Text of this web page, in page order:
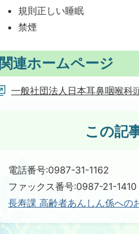
規則正しい睡眠
禁煙
関連ホームページ
一般社団法人日本耳鼻咽喉科
この記
電話番号:0987-31-1162
ファックス番号:0987-21-1410
長寿課 高齢者あんしん係への